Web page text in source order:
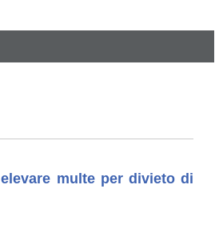
multe per divieto di